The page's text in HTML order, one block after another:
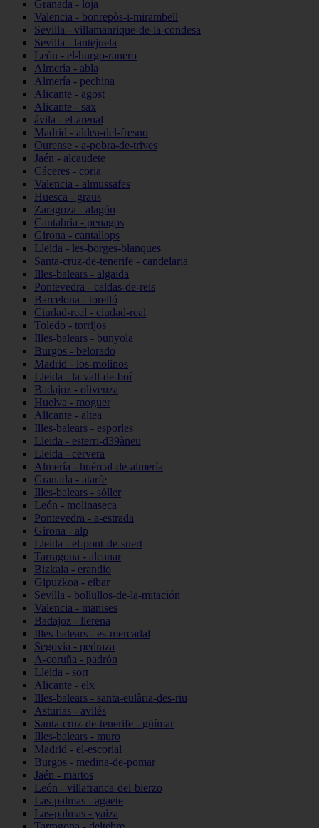
Granada - loja
Valencia - bonrepòs-i-mirambell
Sevilla - villamanrique-de-la-condesa
Sevilla - lantejuela
León - el-burgo-ranero
Almería - abla
Almería - pechina
Alicante - agost
Alicante - sax
ávila - el-arenal
Madrid - aldea-del-fresno
Ourense - a-pobra-de-trives
Jaén - alcaudete
Cáceres - coria
Valencia - almussafes
Huesca - graus
Zaragoza - alagón
Cantabria - penagos
Girona - cantallops
Lleida - les-borges-blanques
Santa-cruz-de-tenerife - candelaria
Illes-balears - algaida
Pontevedra - caldas-de-reis
Barcelona - torelló
Ciudad-real - ciudad-real
Toledo - torrijos
Illes-balears - bunyola
Burgos - belorado
Madrid - los-molinos
Lleida - la-vall-de-boí
Badajoz - olivenza
Huelva - moguer
Alicante - altea
Illes-balears - esporles
Lleida - esterri-d39àneu
Lleida - cervera
Almería - huércal-de-almería
Granada - atarfe
Illes-balears - sóller
León - molinaseca
Pontevedra - a-estrada
Girona - alp
Lleida - el-pont-de-suert
Tarragona - alcanar
Bizkaia - erandio
Gipuzkoa - eibar
Sevilla - bollullos-de-la-mitación
Valencia - manises
Badajoz - llerena
Illes-balears - es-mercadal
Segovia - pedraza
A-coruña - padrón
Lleida - sort
Alicante - elx
Illes-balears - santa-eulària-des-riu
Asturias - avilés
Santa-cruz-de-tenerife - güímar
Illes-balears - muro
Madrid - el-escorial
Burgos - medina-de-pomar
Jaén - martos
León - villafranca-del-bierzo
Las-palmas - agaete
Las-palmas - yaiza